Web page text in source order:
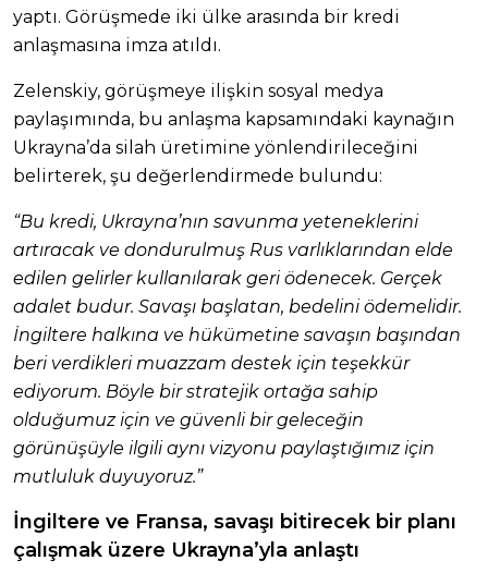
yaptı. Görüşmede iki ülke arasında bir kredi
anlaşmasına imza atıldı.
Zelenskiy, görüşmeye ilişkin sosyal medya
paylaşımında, bu anlaşma kapsamındaki kaynağın
Ukrayna’da silah üretimine yönlendirileceğini
belirterek, şu değerlendirmede bulundu:
“Bu kredi, Ukrayna’nın savunma yeteneklerini
artıracak ve dondurulmuş Rus varlıklarından elde
edilen gelirler kullanılarak geri ödenecek. Gerçek
adalet budur. Savaşı başlatan, bedelini ödemelidir.
İngiltere halkına ve hükümetine savaşın başından
beri verdikleri muazzam destek için teşekkür
ediyorum. Böyle bir stratejik ortağa sahip
olduğumuz için ve güvenli bir geleceğin
görünüşüyle ilgili aynı vizyonu paylaştığımız için
mutluluk duyuyoruz.”
İngiltere ve Fransa, savaşı bitirecek bir planı
çalışmak üzere Ukrayna’yla anlaştı